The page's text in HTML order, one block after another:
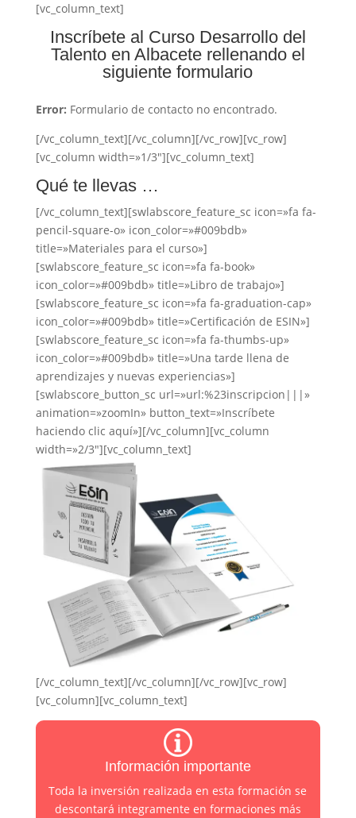
[vc_column_text]
Inscríbete al Curso Desarrollo del
Talento en Albacete rellenando el
siguiente formulario
Error: Formulario de contacto no encontrado.
[/vc_column_text][/vc_column][/vc_row][vc_row]
[vc_column width=»1/3″][vc_column_text]
Qué te llevas …
[/vc_column_text][swlabscore_feature_sc icon=»fa fa-
pencil-square-o» icon_color=»#009bdb»
title=»Materiales para el curso»]
[swlabscore_feature_sc icon=»fa fa-book»
icon_color=»#009bdb» title=»Libro de trabajo»]
[swlabscore_feature_sc icon=»fa fa-graduation-cap»
icon_color=»#009bdb» title=»Certificación de ESIN»]
[swlabscore_feature_sc icon=»fa fa-thumbs-up»
icon_color=»#009bdb» title=»Una tarde llena de
aprendizajes y nuevas experiencias»]
[swlabscore_button_sc url=»url:%23inscripcion|||»
animation=»zoomIn» button_text=»Inscríbete
haciendo clic aquí»][/vc_column][vc_column
width=»2/3″][vc_column_text]
[/vc_column_text][/vc_column][/vc_row][vc_row]
[vc_column][vc_column_text]
Información importante
Toda la inversión realizada en esta formación se
descontará integramente en formaciones más